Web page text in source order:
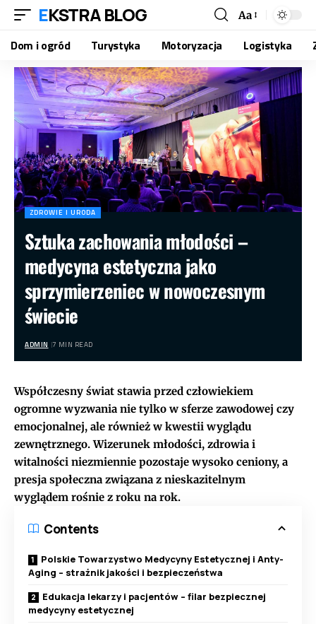
EKSTRA BLOG Aa
Dom i ogród Turystyka Motoryzacja Logistyka
ZDROWIE I URODA
Sztuka zachowania młodości –
medycyna estetyczna jako
sprzymierzeniec w nowoczesnym
świecie
ADMIN 7 MIN READ
Współczesny świat stawia przed człowiekiem
ogromne wyzwania nie tylko w sferze zawodowej czy
emocjonalnej, ale również w kwestii wyglądu
zewnętrznego. Wizerunek młodości, zdrowia i
witalności niezmiennie pozostaje wysoko ceniony, a
presja społeczna związana z nieskazitelnym
wyglądem rośnie z roku na rok.
Contents
Polskie Towarzystwo Medycyny Estetycznej i Anty-
Aging – strażnik jakości i bezpieczeństwa
Edukacja lekarzy i pacjentów – filar bezpiecznej
medycyny estetycznej